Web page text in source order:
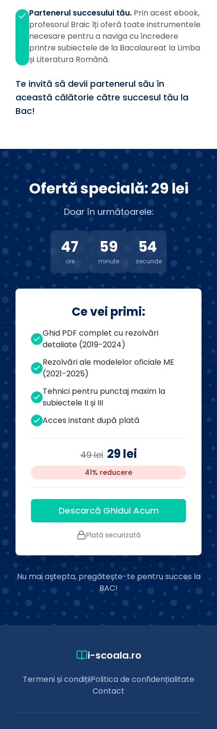
Partenerul succesului tău. Prin acest ebook,
profesorul Braic îți oferă toate instrumentele
necesare pentru a naviga cu încredere
printre subiectele de la Bacalaureat la Limba
și Literatura Română.
Te invită să devii partenerul său în
această călătorie către succesul tău la
Bac!
Ofertă specială: 29 lei
Doar în următoarele:
47
ore
59
minute
53
secunde
Ce vei primi:
Ghid PDF complet cu rezolvări
detaliate (2019-2024)
Rezolvări ale modelelor oficiale ME
(2021-2025)
Tehnici pentru punctaj maxim la
subiectele II și III
Acces instant după plată
49 lei 29 lei
41% reducere
Descarcă Ghidul Acum
Plată securizată
Nu mai aştepta, pregătește-te pentru succes la
BAC!
i-scoala.ro
Termeni și condițiiPolitica de confidențialitate
Contact